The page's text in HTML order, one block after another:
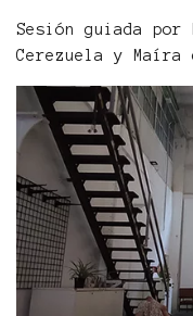
Sesión guiada
Cerezuela y Maíra